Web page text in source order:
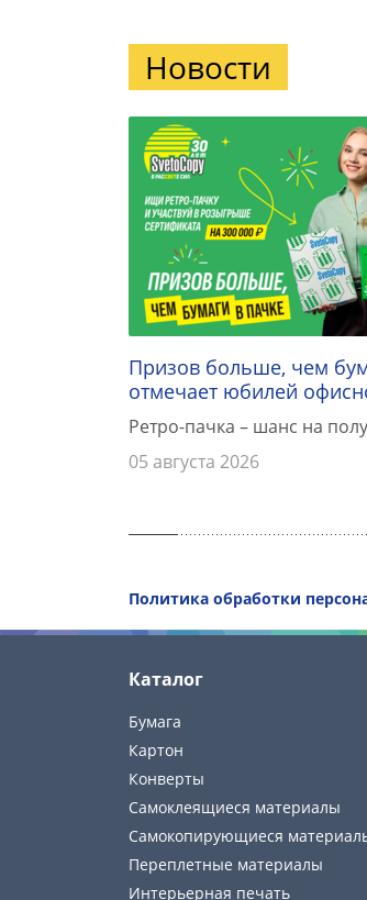
Новости
Призов больше, чем
отмечает юбилей
Ретро-пачка – шанс на
05 августа 2026
Политика обработки
Каталог
Бумага
Картон
Конверты
Самоклеящиеся материалы
Самокопирующиеся
Переплетные материалы
Интерьерная печать